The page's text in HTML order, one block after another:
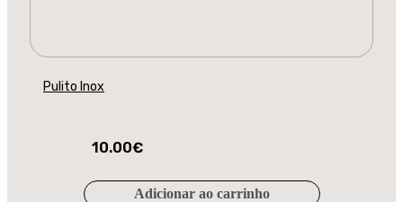
Pulito Inox
10.00€
Adicionar ao carrinho